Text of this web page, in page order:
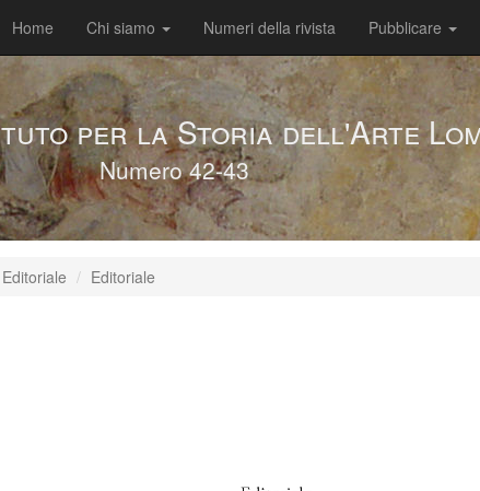
Home Chi siamo Numeri della rivista Pubblicare
per la Storia dell'Arte
Numero 42-43
Editoriale Editoriale